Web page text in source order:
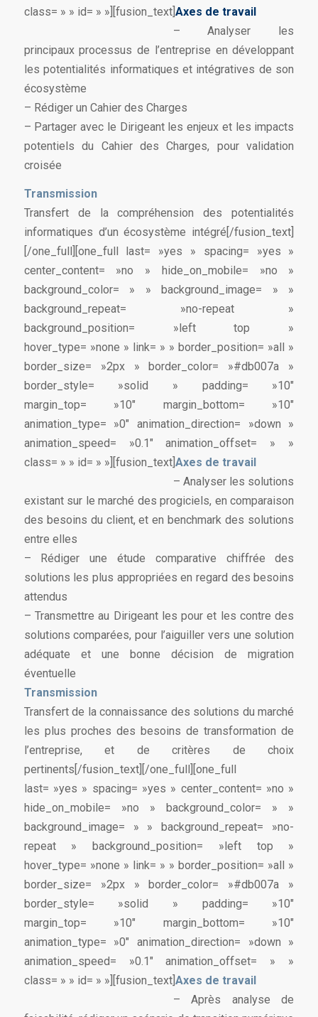
class= » » id= » »][fusion_text]Axes de travail
– Analyser les
principaux processus de l’entreprise en développant
les potentialités informatiques et intégratives de son
écosystème
– Rédiger un Cahier des Charges
– Partager avec le Dirigeant les enjeux et les impacts
potentiels du Cahier des Charges, pour validation
croisée
Transmission
Transfert de la compréhension des potentialités
informatiques d’un écosystème intégré[/fusion_text]
[/one_full][one_full last= »yes » spacing= »yes »
center_content= »no » hide_on_mobile= »no »
background_color= » » background_image= » »
background_repeat= »no-repeat »
background_position= »left top »
hover_type= »none » link= » » border_position= »all »
border_size= »2px » border_color= »#db007a »
border_style= »solid » padding= »10″
margin_top= »10″ margin_bottom= »10″
animation_type= »0″ animation_direction= »down »
animation_speed= »0.1″ animation_offset= » »
class= » » id= » »][fusion_text] Axes de travail
– Analyser les solutions
existant sur le marché des progiciels, en comparaison
des besoins du client, et en benchmark des solutions
entre elles
– Rédiger une étude comparative chiffrée des
solutions les plus appropriées en regard des besoins
attendus
– Transmettre au Dirigeant les pour et les contre des
solutions comparées, pour l’aiguiller vers une solution
adéquate et une bonne décision de migration
éventuelle
Transmission
Transfert de la connaissance des solutions du marché
les plus proches des besoins de transformation de
l’entreprise, et de critères de choix
pertinents[/fusion_text][/one_full][one_full
last= »yes » spacing= »yes » center_content= »no »
hide_on_mobile= »no » background_color= » »
background_image= » » background_repeat= »no-
repeat » background_position= »left top »
hover_type= »none » link= » » border_position= »all »
border_size= »2px » border_color= »#db007a »
border_style= »solid » padding= »10″
margin_top= »10″ margin_bottom= »10″
animation_type= »0″ animation_direction= »down »
animation_speed= »0.1″ animation_offset= » »
class= » » id= » »][fusion_text] Axes de travail
– Après analyse de